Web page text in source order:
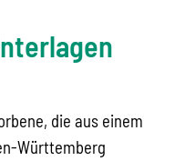
die aus einem
Württemberg